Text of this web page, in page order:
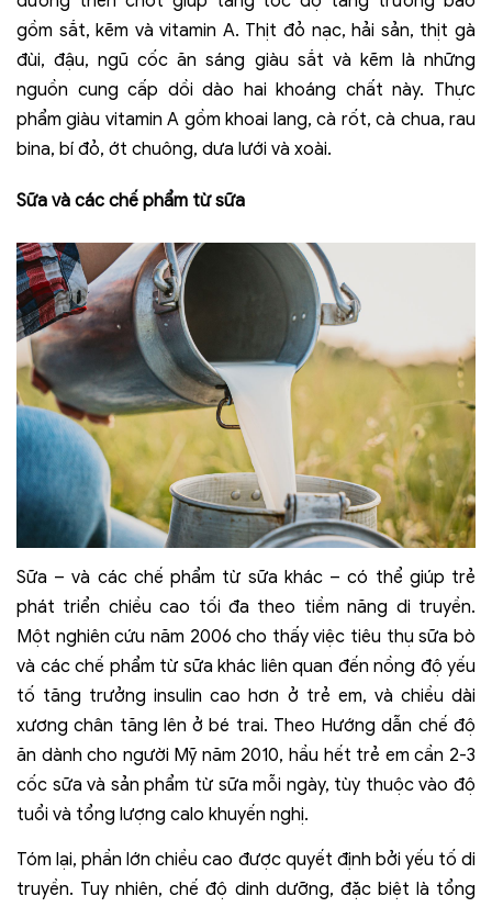
gồm sắt, kẽm và vitamin A. Thịt đỏ nạc, hải sản, thịt gà
đùi, đậu, ngũ cốc ăn sáng giàu sắt và kẽm là những
nguồn cung cấp dồi dào hai khoáng chất này. Thực
phẩm giàu vitamin A gồm khoai lang, cà rốt, cà chua, rau
bina, bí đỏ, ớt chuông, dưa lưới và xoài.
Sữa và các chế phẩm từ sữa
Sữa – và các chế phẩm từ sữa khác – có thể giúp trẻ
phát triển chiều cao tối đa theo tiềm năng di truyền.
Một nghiên cứu năm 2006 cho thấy việc tiêu thụ sữa bò
và các chế phẩm từ sữa khác liên quan đến nồng độ yếu
tố tăng trưởng insulin cao hơn ở trẻ em, và chiều dài
xương chân tăng lên ở bé trai. Theo Hướng dẫn chế độ
ăn dành cho người Mỹ năm 2010, hầu hết trẻ em cần 2-3
cốc sữa và sản phẩm từ sữa mỗi ngày, tùy thuộc vào độ
tuổi và tổng lượng calo khuyến nghị.
Tóm lại, phần lớn chiều cao được quyết định bởi yếu tố di
truyền. Tuy nhiên, chế độ dinh dưỡng, đặc biệt là tổng